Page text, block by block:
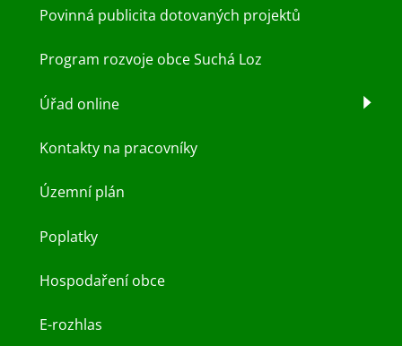
Povinná publicita dotovaných projektů
Program rozvoje obce Suchá Loz
Úřad online
Kontakty na pracovníky
Územní plán
Poplatky
Hospodaření obce
E-rozhlas